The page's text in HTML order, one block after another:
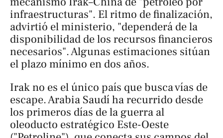
infraestructuras". El ritmo de finalización,
advirtió el ministerio, "dependerá de la
disponibilidad de los recursos financieros
necesarios". Algunas estimaciones sitúan
el plazo mínimo en dos años.
Irak no es el único país que busca vías de
escape. Arabia Saudí ha recurrido desde
los primeros días de la guerra al
oleoducto estratégico Este-Oeste